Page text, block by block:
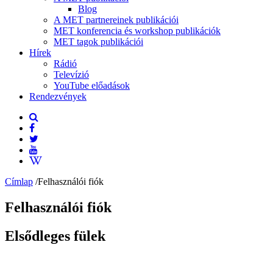
Blog
A MET partnereinek publikációi
MET konferencia és workshop publikációk
MET tagok publikációi
Hírek
Rádió
Televízió
YouTube előadások
Rendezvények
Címlap /Felhasználói fiók
Felhasználói fiók
Elsődleges fülek